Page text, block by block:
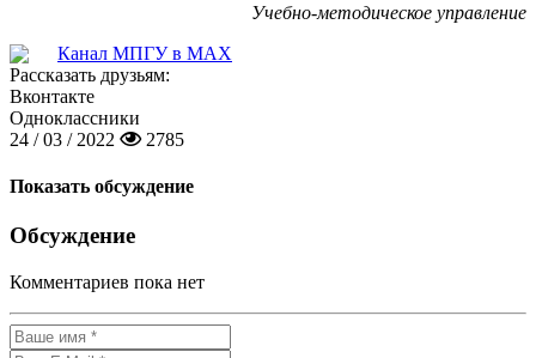
Учебно-методическое управление
Канал МПГУ в MAX
Рассказать друзьям:
Вконтакте
Одноклассники
24 / 03 / 2022
2785
Показать обсуждение
Обсуждение
Комментариев пока нет